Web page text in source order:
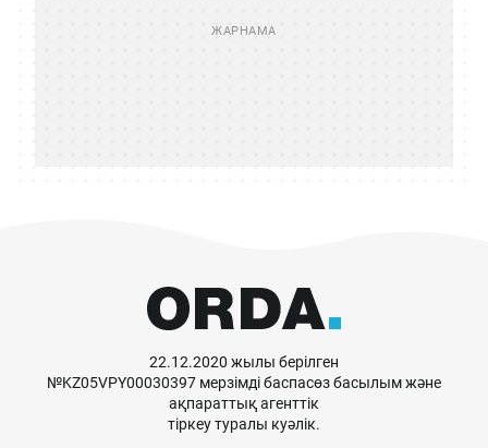
22.12.2020 жылы берілген
№KZ05VPY00030397 мерзімді баспасөз басылым және
ақпараттық агенттік
тіркеу туралы куәлік.